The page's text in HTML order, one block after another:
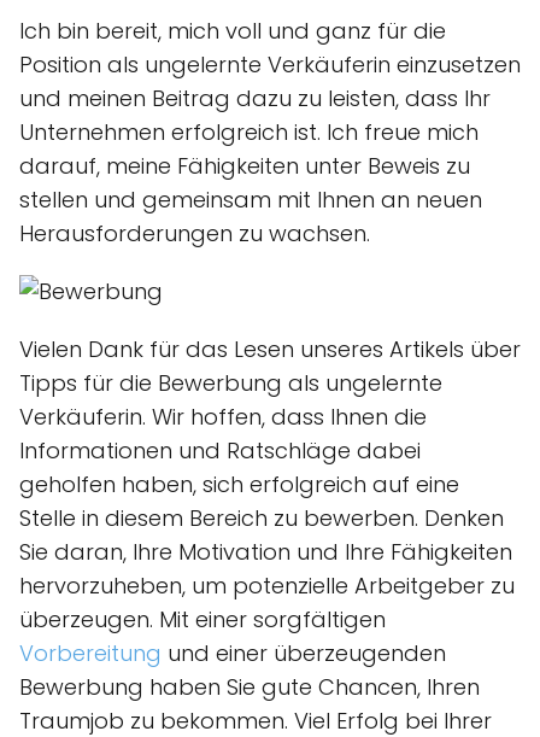
Ich bin bereit, mich voll und ganz für die
Position als ungelernte Verkäuferin einzusetzen
und meinen Beitrag dazu zu leisten, dass Ihr
Unternehmen erfolgreich ist. Ich freue mich
darauf, meine Fähigkeiten unter Beweis zu
stellen und gemeinsam mit Ihnen an neuen
Herausforderungen zu wachsen.
Vielen Dank für das Lesen unseres Artikels über
Tipps für die Bewerbung als ungelernte
Verkäuferin. Wir hoffen, dass Ihnen die
Informationen und Ratschläge dabei
geholfen haben, sich erfolgreich auf eine
Stelle in diesem Bereich zu bewerben. Denken
Sie daran, Ihre Motivation und Ihre Fähigkeiten
hervorzuheben, um potenzielle Arbeitgeber zu
überzeugen. Mit einer sorgfältigen
Vorbereitung und einer überzeugenden
Bewerbung haben Sie gute Chancen, Ihren
Traumjob zu bekommen. Viel Erfolg bei Ihrer